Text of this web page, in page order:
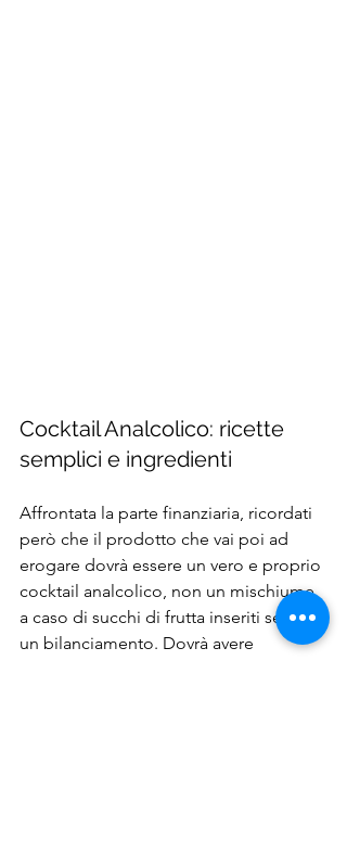
Cocktail Analcolico: ricette
semplici e ingredienti
Affrontata la parte finanziaria, ricordati
però che il prodotto che vai poi ad
erogare dovrà essere un vero e proprio
cocktail analcolico, non un mischiume
a caso di succhi di frutta inseriti senza
un bilanciamento. Dovrà avere